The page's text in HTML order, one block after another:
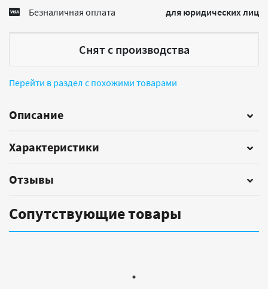
Безналичная оплата для юридических лиц
Снят с производства
Перейти в раздел с похожими товарами
Описание
Характеристики
Отзывы
Сопутствующие товары